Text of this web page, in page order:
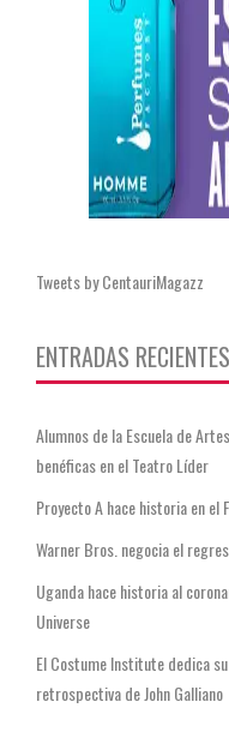
Tweets by CentauriMagazz
ENTRADAS RECIENTES
Alumnos de la Escuela de
benéficas en el Teatro Líder
Proyecto A hace historia en el
Warner Bros. negocia el
Uganda hace historia al
Universe
El Costume Institute dedica
retrospectiva de John Galliano